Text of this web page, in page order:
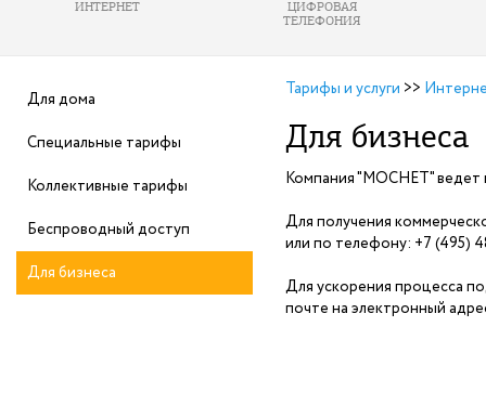
ИНТЕРНЕТ
ЦИФРОВАЯ
ТЕЛЕФОНИЯ
Для дома
Специальные тарифы
Коллективные тарифы
Беспроводный доступ
Для бизнеса
Тарифы и услуги >>
Для бизнеса
Компания "МОСНЕТ" ведет
Для получения
или по телефону: +7 (495)
Для ускорения процесса
почте на электронный